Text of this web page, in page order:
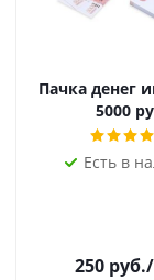
Пачка денег
5000
Есть в
250руб.